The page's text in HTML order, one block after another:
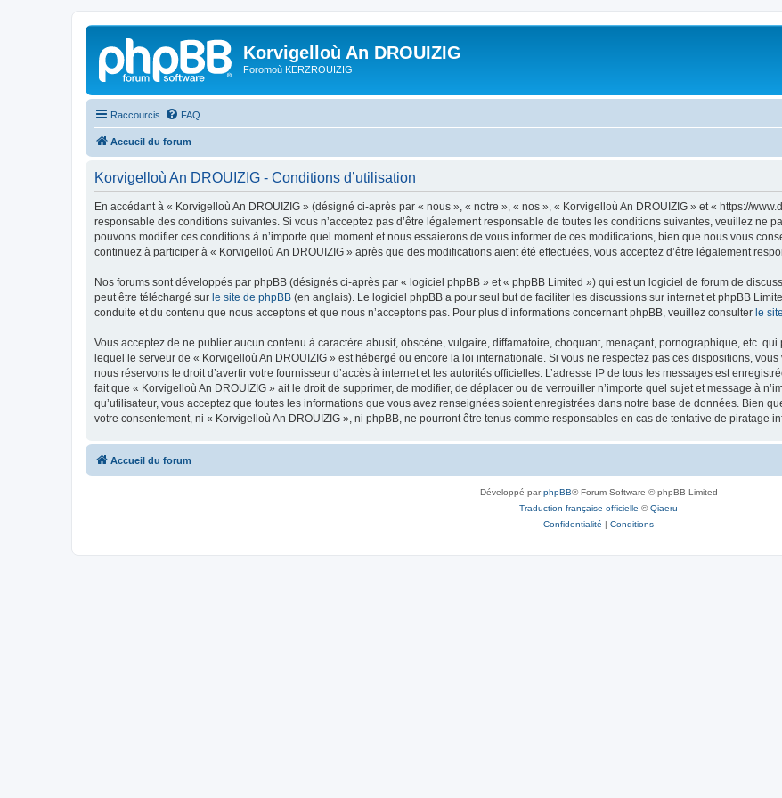
Korvigelloù An DROUIZIG
Foromoù KERZROUIZIG
Raccourcis FAQ
Accueil du forum
Korvigelloù An DROUIZIG - Conditions d’utilisation
En accédant à « Korvigelloù An DROUIZIG » (désigné ci-après par « nous », « notre », « nos », « Korvigelloù An DROUIZIG » et « https://
responsable des conditions suivantes. Si vous n’acceptez pas d’être légalement responsable de toutes les conditions suivantes, veuillez ne
pouvons modifier ces conditions à n’importe quel moment et nous essaierons de vous informer de ces modifications, bien que nous vous
continuez à participer à « Korvigelloù An DROUIZIG » après que des modifications aient été effectuées, vous acceptez d’être légalement
Nos forums sont développés par phpBB (désignés ci-après par « logiciel phpBB » et « phpBB Limited ») qui est un logiciel de forum de
peut être téléchargé sur le site de phpBB (en anglais). Le logiciel phpBB a pour seul but de faciliter les discussions sur internet et phpBB
conduite et du contenu que nous acceptons et que nous n’acceptons pas. Pour plus d’informations concernant phpBB, veuillez consulter le
Vous acceptez de ne publier aucun contenu à caractère abusif, obscène, vulgaire, diffamatoire, choquant, menaçant, pornographique, etc.
lequel le serveur de « Korvigelloù An DROUIZIG » est hébergé ou encore la loi internationale. Si vous ne respectez pas ces dispositions,
nous réservons le droit d’avertir votre fournisseur d’accès à internet et les autorités officielles. L’adresse IP de tous les messages est
fait que « Korvigelloù An DROUIZIG » ait le droit de supprimer, de modifier, de déplacer ou de verrouiller n’importe quel sujet et message à
qu’utilisateur, vous acceptez que toutes les informations que vous avez renseignées soient enregistrées dans notre base de données. Bien
votre consentement, ni « Korvigelloù An DROUIZIG », ni phpBB, ne pourront être tenus comme responsables en cas de tentative de piratage
Accueil du forum
Développé parphpBB® Forum Software © phpBB Limited
Traduction française officielle ©Qiaeru
Confidentialité | Conditions